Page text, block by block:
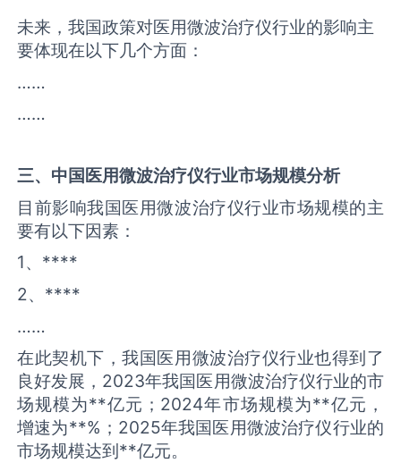
未来，我国政策对医用微波治疗仪行业的影响主
要体现在以下几个方面：
……
……
三、中国医用微波治疗仪行业市场规模分析
目前影响我国医用微波治疗仪行业市场规模的主
要有以下因素：
1、****
2、****
……
在此契机下，我国医用微波治疗仪行业也得到了
良好发展，2023年我国医用微波治疗仪行业的市
场规模为**亿元；2024年市场规模为**亿元，
增速为**%；2025年我国医用微波治疗仪行业的
市场规模达到**亿元。